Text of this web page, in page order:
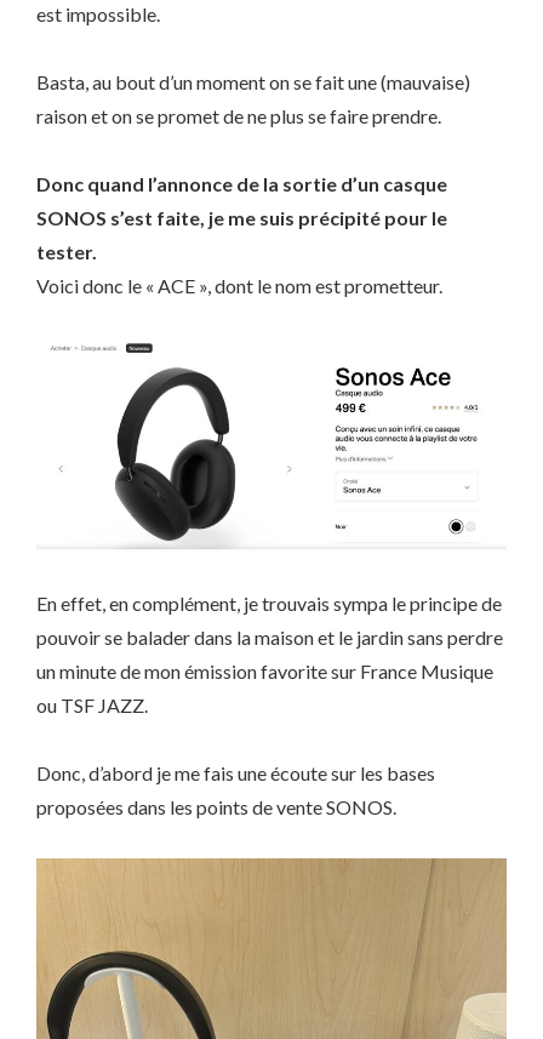
est impossible.
Basta, au bout d’un moment on se fait une (mauvaise)
raison et on se promet de ne plus se faire prendre.
Donc quand l’annonce de la sortie d’un casque
SONOS s’est faite, je me suis précipité pour le
tester.
Voici donc le « ACE », dont le nom est prometteur.
En effet, en complément, je trouvais sympa le principe de
pouvoir se balader dans la maison et le jardin sans perdre
un minute de mon émission favorite sur France Musique
ou TSF JAZZ.
Donc, d’abord je me fais une écoute sur les bases
proposées dans les points de vente SONOS.